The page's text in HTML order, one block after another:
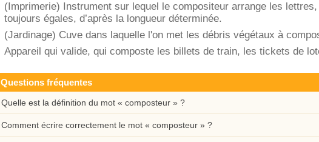
(Imprimerie) Instrument sur lequel le compositeur arrange les
toujours égales, d’après la longueur déterminée.
(Jardinage) Cuve dans laquelle l'on met les débris végétaux à
Appareil qui valide, qui composte les billets de train, les tickets de
Questions fréquentes
Quelle est la définition du mot « composteur » ?
Comment écrire correctement le mot « composteur » ?